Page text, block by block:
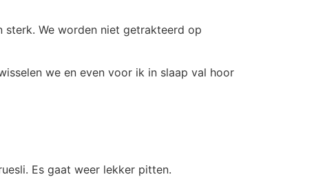
We worden niet getrakteerd op
we en even voor ik in slaap val hoor
Es gaat weer lekker pitten.